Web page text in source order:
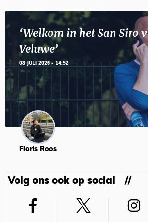
‘Welkom in het San Siro
Veluwe’
08 JULI 2026 - 14:52
Floris Roos
Volg ons ook op social